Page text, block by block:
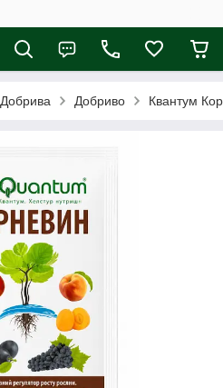
Добрива Добриво Квантум